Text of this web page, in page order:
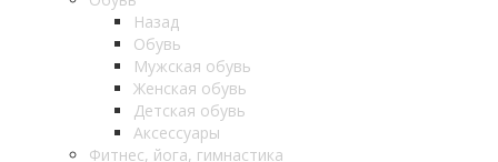
Назад
Обувь
Мужская обувь
Женская обувь
Детская обувь
Аксессуары
Фитнес, йога, гимнастика